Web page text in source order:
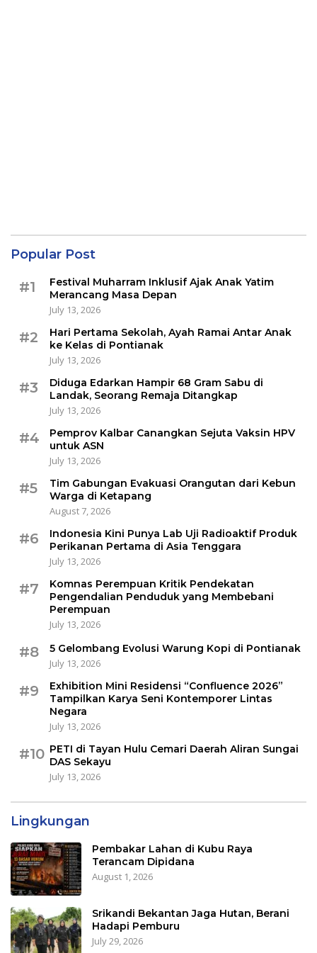
Popular Post
#1
Festival Muharram Inklusif Ajak Anak Yatim
Merancang Masa Depan
July 13, 2026
#2
Hari Pertama Sekolah, Ayah Ramai Antar Anak
ke Kelas di Pontianak
July 13, 2026
#3
Diduga Edarkan Hampir 68 Gram Sabu di
Landak, Seorang Remaja Ditangkap
July 13, 2026
#4
Pemprov Kalbar Canangkan Sejuta Vaksin HPV
untuk ASN
July 13, 2026
#5
Tim Gabungan Evakuasi Orangutan dari Kebun
Warga di Ketapang
August 7, 2026
#6
Indonesia Kini Punya Lab Uji Radioaktif Produk
Perikanan Pertama di Asia Tenggara
July 13, 2026
#7
Komnas Perempuan Kritik Pendekatan
Pengendalian Penduduk yang Membebani
Perempuan
July 13, 2026
#8
5 Gelombang Evolusi Warung Kopi di Pontianak
July 13, 2026
#9
Exhibition Mini Residensi “Confluence 2026”
Tampilkan Karya Seni Kontemporer Lintas
Negara
July 13, 2026
#10 PETI di Tayan Hulu Cemari Daerah Aliran Sungai
DAS Sekayu
July 13, 2026
Lingkungan
Pembakar Lahan di Kubu Raya
Terancam Dipidana
August 1, 2026
Srikandi Bekantan Jaga Hutan, Berani
Hadapi Pemburu
July 29, 2026